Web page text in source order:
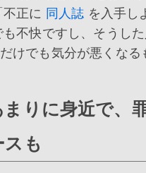
正に 同人誌 を入手し
不快ですし、そうし
けでも気分が悪くなる
りに身近で、
も